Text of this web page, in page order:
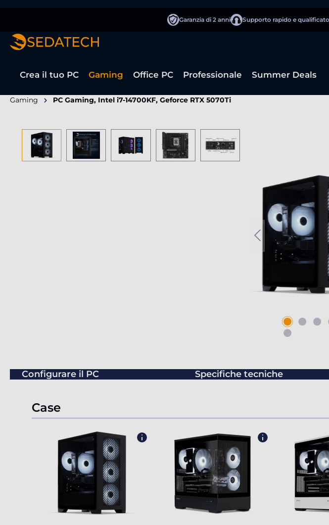
Garanzia di 2 anni Supporto rapido e qualificato
Crea il tuo PC Gaming Office PC Professionale Summer Deals
Gaming PC Gaming, Intel i7-14700KF, Geforce RTX 5070Ti
Salta la galleria di immagini
Configurare il PC Specifiche tecniche
Case